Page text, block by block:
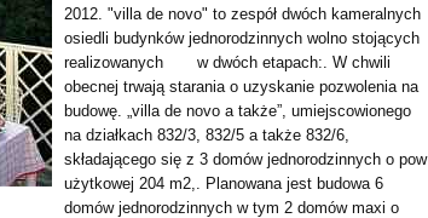
2012. "villa de novo" to zespół dwóch kameralnych
osiedli budynków jednorodzinnych wolno stojących
realizowanych w dwóch etapach:. W chwili
obecnej trwają starania o uzyskanie pozwolenia na
budowę. „villa de novo a także”, umiejscowionego
na działkach 832/3, 832/5 a także 832/6,
składającego się z 3 domów jednorodzinnych o pow
użytkowej 204 m2,. Planowana jest budowa 6
domów jednorodzinnych w tym 2 domów maxi o